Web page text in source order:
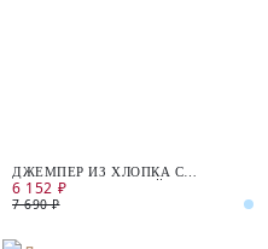
ДЖЕМПЕР ИЗ ХЛОПКА С
ЭФФЕКТОМ ГЛАДКОЙ ПРЯЖИ
6 152 ₽
7 690 ₽